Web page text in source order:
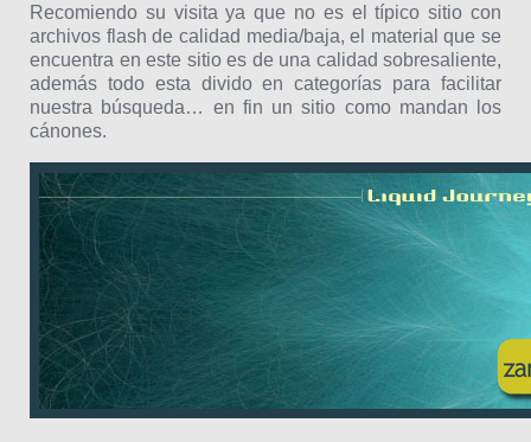
Recomiendo su visita ya que no es el típico sitio con
archivos flash de calidad media/baja, el material que se
encuentra en este sitio es de una calidad sobresaliente,
además todo esta divido en categorías para facilitar
nuestra búsqueda… en fin un sitio como mandan los
cánones.